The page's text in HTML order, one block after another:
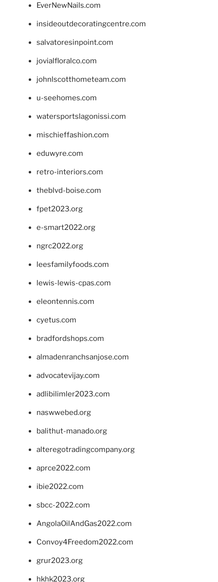
EverNewNails.com
insideoutdecoratingcentre.com
salvatoresinpoint.com
jovialfloralco.com
johnlscotthometeam.com
u-seehomes.com
watersportslagonissi.com
mischieffashion.com
eduwyre.com
retro-interiors.com
theblvd-boise.com
fpet2023.org
e-smart2022.org
ngrc2022.org
leesfamilyfoods.com
lewis-lewis-cpas.com
eleontennis.com
cyetus.com
bradfordshops.com
almadenranchsanjose.com
advocatevijay.com
adlibilimler2023.com
naswwebed.org
balithut-manado.org
alteregotradingcompany.org
aprce2022.com
ibie2022.com
sbcc-2022.com
AngolaOilAndGas2022.com
Convoy4Freedom2022.com
grur2023.org
hkhk2023.org